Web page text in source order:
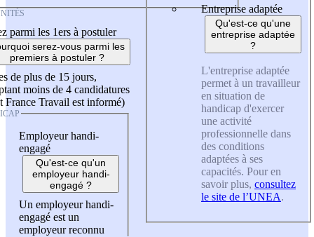
parmi les 1ers à postuler
serez-vous parmi les
premiers à postuler ?
de plus de 15 jours,
moins de 4 candidatures
France Travail est informé)
Employeur handi-
engagé
Qu'est-ce qu'un
employeur handi-
engagé ?
Un employeur handi-
engagé est un
employeur reconnu
Entreprise adaptée
Qu'est-ce qu'une
entreprise adaptée
?
L'entreprise adaptée
permet à un travailleur
en situation de
handicap d'exercer
une activité
professionnelle dans
des conditions
adaptées à ses
capacités. Pour en
savoir plus, consultez
le site de l’UNEA.